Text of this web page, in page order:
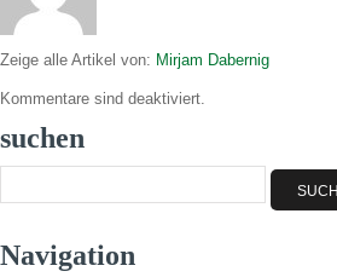
Zeige alle Artikel von: Mirjam Dabernig
Kommentare sind deaktiviert.
suchen
Navigation